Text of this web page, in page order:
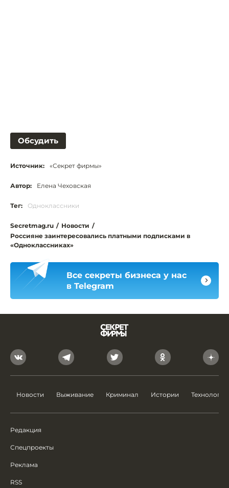
Обсудить
Источник: «Секрет фирмы»
Автор: Елена Чеховская
Тег: Одноклассники
Secretmag.ru / Новости /
Россияне заинтересовались платными подписками в
«Одноклассниках»
Все секреты бизнеса у нас
в Telegram
Новости Выживание Криминал Истории Технологии
Редакция
Спецпроекты
Реклама
RSS